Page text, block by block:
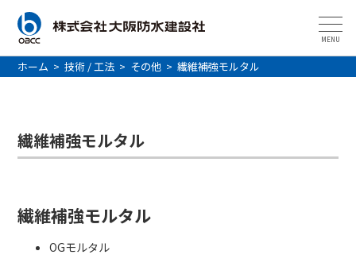
MENU
ホーム >技術 / 工法 > その他 >繊維補強モルタル
繊維補強モルタル
繊維補強モルタル
OGモルタル